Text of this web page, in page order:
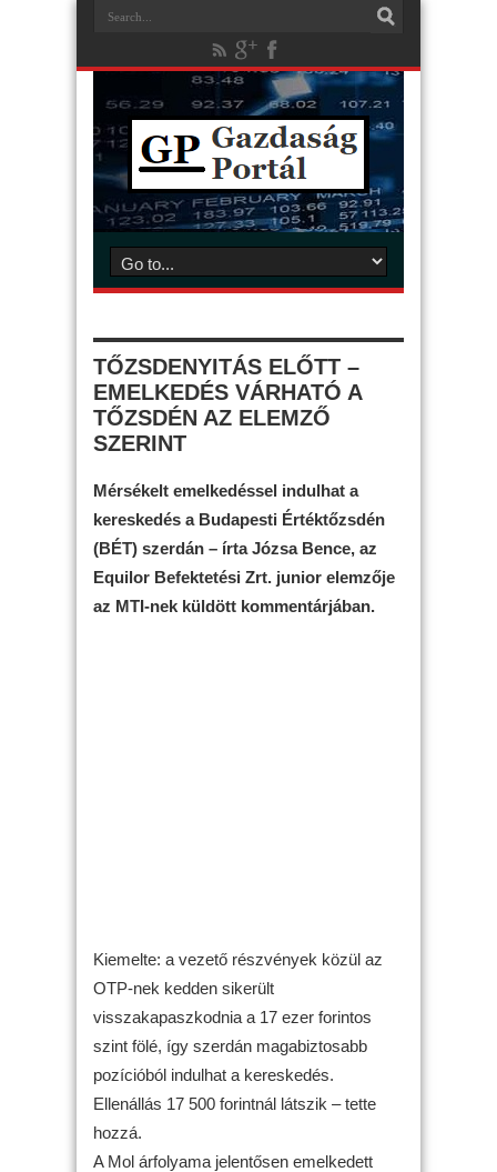
TŐZSDENYITÁS ELŐTT –
EMELKEDÉS VÁRHATÓ A
TŐZSDÉN AZ ELEMZŐ
SZERINT
Mérsékelt emelkedéssel indulhat a
kereskedés a Budapesti Értéktőzsdén
(BÉT) szerdán – írta Józsa Bence, az
Equilor Befektetési Zrt. junior elemzője
az MTI-nek küldött kommentárjában.
Kiemelte: a vezető részvények közül az
OTP-nek kedden sikerült
visszakapaszkodnia a 17 ezer forintos
szint fölé, így szerdán magabiztosabb
pozícióból indulhat a kereskedés.
Ellenállás 17 500 forintnál látszik – tette
hozzá.
A Mol árfolyama jelentősen emelkedett